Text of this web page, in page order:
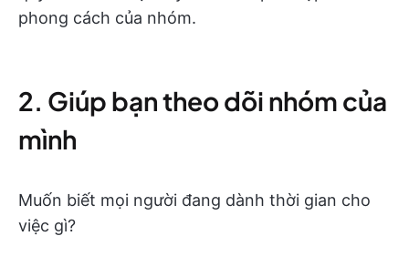
phong cách của nhóm.
2. Giúp bạn theo dõi nhóm của
mình
Muốn biết mọi người đang dành thời gian cho
việc gì?